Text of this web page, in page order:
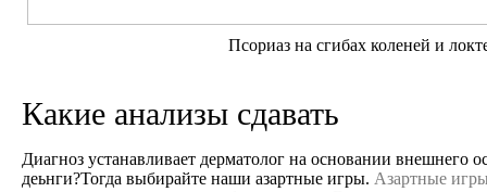
Псориаз на сгибах коленей и
Какие анализы сдавать
Диагноз устанавливает дерматолог на основании внешнего
деьнги?Тогда выбирайте наши азартные игры. Азартные